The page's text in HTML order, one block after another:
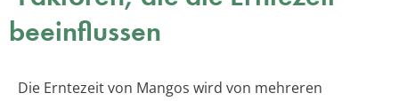
beeinflussen
Die Erntezeit von Mangos wird von mehreren